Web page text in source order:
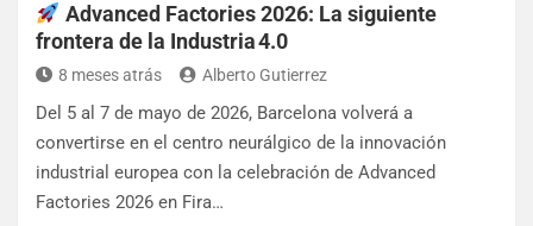
Advanced Factories 2026: La siguiente
frontera de la Industria 4.0
8 meses atrás Alberto Gutierrez
Del 5 al 7 de mayo de 2026, Barcelona volverá a
convertirse en el centro neurálgico de la innovación
industrial europea con la celebración de Advanced
Factories 2026 en Fira…